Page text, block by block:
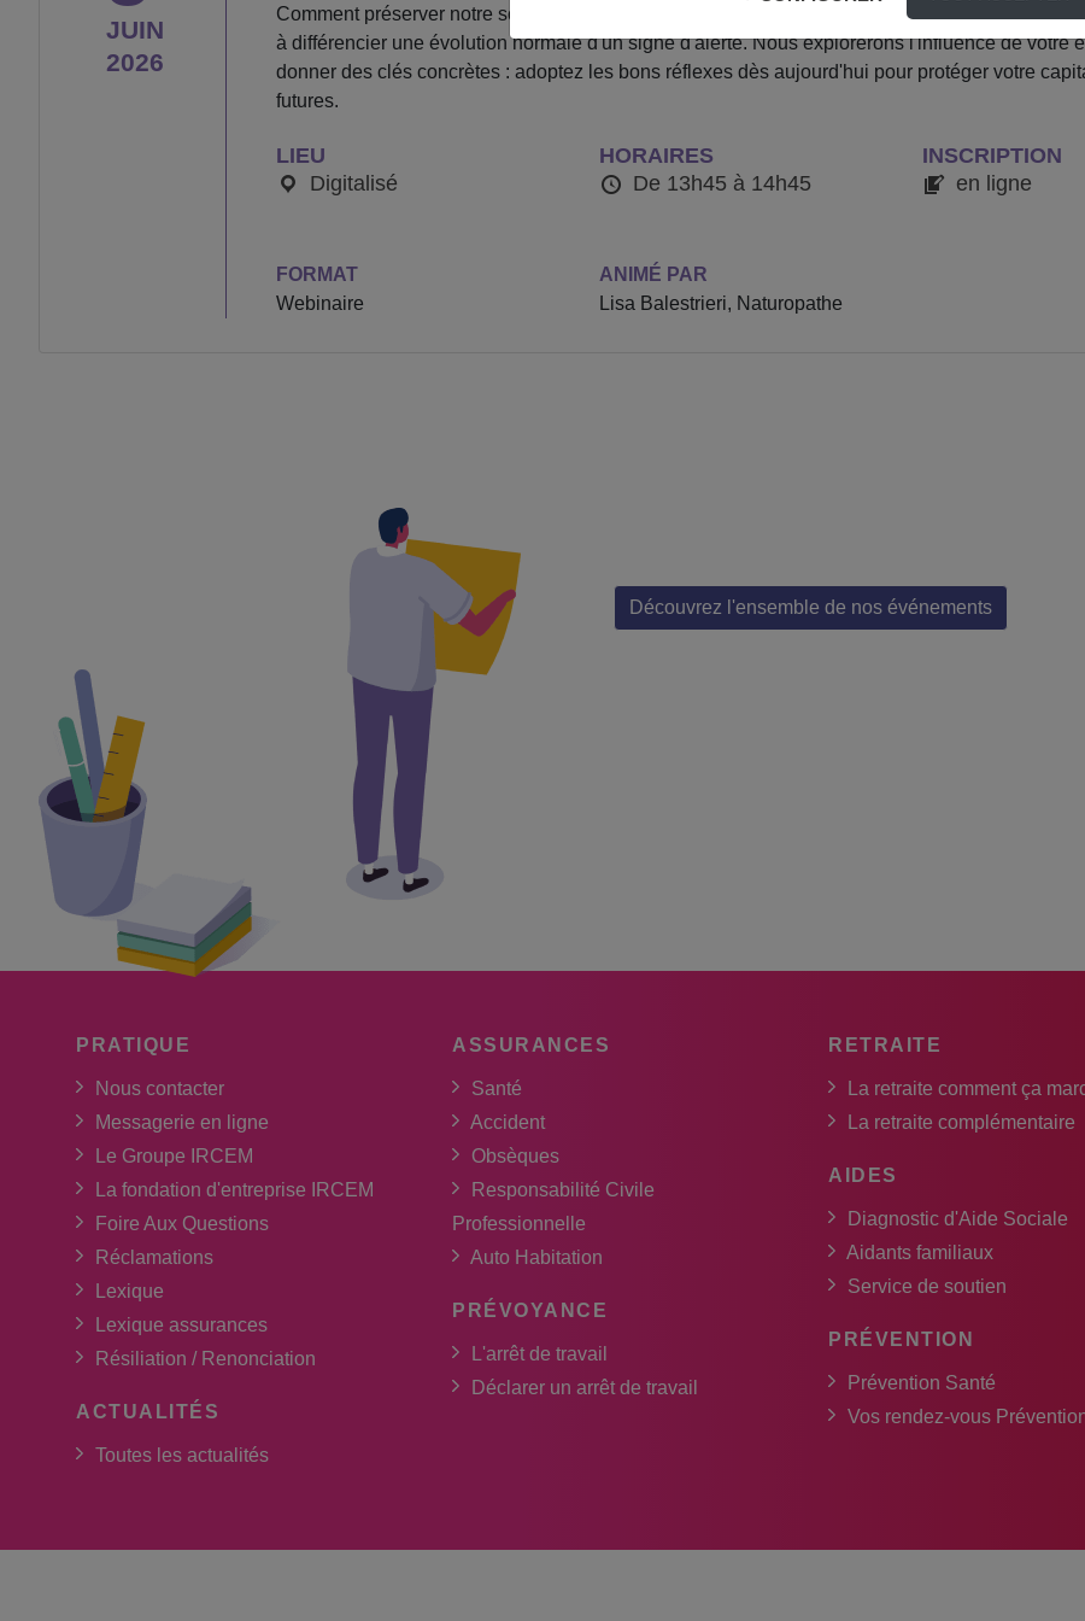
JUIN
2026
Comment préserver notre souffle au fil des années ? Ce webinaire décrypte les changements
à différencier une évolution normale d'un signe d'alerte. Nous explorerons l'influence de votre
donner des clés concrètes : adoptez les bons réflexes dès aujourd'hui pour protéger votre
futures.
LIEU
Digitalisé
HORAIRES
De 13h45 à 14h45
INSCRIPTION
en ligne
FORMAT
Webinaire
ANIMÉ PAR
Lisa Balestrieri, Naturopathe
Découvrez l'ensemble de nos événements
PRATIQUE
Nous contacter
Messagerie en ligne
Le Groupe IRCEM
La fondation d'entreprise IRCEM
Foire Aux Questions
Réclamations
Lexique
Lexique assurances
Résiliation / Renonciation
ACTUALITÉS
Toutes les actualités
ASSURANCES
Santé
Accident
Obsèques
Responsabilité Civile
Professionnelle
Auto Habitation
PRÉVOYANCE
L'arrêt de travail
Déclarer un arrêt de travail
RETRAITE
La retraite comment ça
La retraite complémentaire
AIDES
Diagnostic d'Aide Sociale
Aidants familiaux
Service de soutien
PRÉVENTION
Prévention Santé
Vos rendez-vous